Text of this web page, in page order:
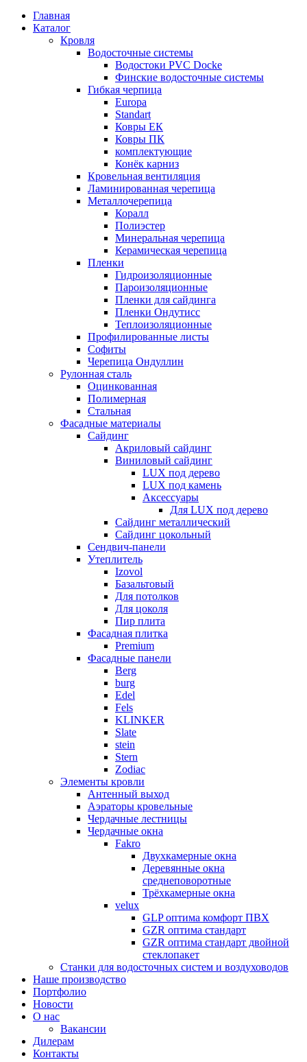
Главная
Каталог
Кровля
Водосточные системы
Водостоки PVC Docke
Финские водосточные системы
Гибкая черпица
Europa
Standart
Ковры ЕК
Ковры ПК
комплектующие
Конёк карниз
Кровельная вентиляция
Ламинированная черепица
Металлочерепица
Коралл
Полиэстер
Минеральная черепица
Керамическая черепица
Пленки
Гидроизоляционные
Пароизоляционные
Пленки для сайдинга
Пленки Ондутисс
Теплоизоляционные
Профилированные листы
Софиты
Черепица Ондуллин
Рулонная сталь
Оцинкованная
Полимерная
Стальная
Фасадные материалы
Сайдинг
Акриловый сайдинг
Виниловый сайдинг
LUX под дерево
LUX под камень
Аксессуары
Для LUX под дерево
Сайдинг металлический
Сайдинг цокольный
Сендвич-панели
Утеплитель
Izovol
Базальтовый
Для потолков
Для цоколя
Пир плита
Фасадная плитка
Premium
Фасадные панели
Berg
burg
Edel
Fels
KLINKER
Slate
stein
Stern
Zodiac
Элементы кровли
Антенный выход
Аэраторы кровельные
Чердачные лестницы
Чердачные окна
Fakro
Двухкамерные окна
Деревянные окна
среднеповоротные
Трёхкамерные окна
velux
GLP оптима комфорт ПВХ
GZR оптима стандарт
GZR оптима стандарт двойной
стеклопакет
Станки для водосточных систем и воздуховодов
Наше производство
Портфолио
Новости
О нас
Вакансии
Дилерам
Контакты